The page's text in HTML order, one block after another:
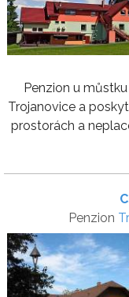
Penzion u
Trojanovice a
prostorách a
Penzion